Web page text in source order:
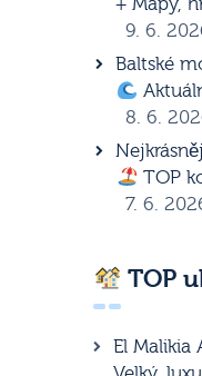
9. 6.
Baltské
8. 6.
TOP
7. 6.
TOP
El Malikia